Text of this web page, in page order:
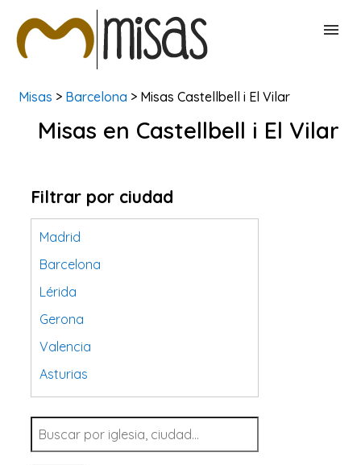
BUSCAR MISAS
Misas > Barcelona > Misas Castellbell i El Vilar
Misas en Castellbell i El Vilar
Filtrar por ciudad
Madrid
Barcelona
Lérida
Gerona
Valencia
Asturias
Tarragona
Navarra
Valladolid